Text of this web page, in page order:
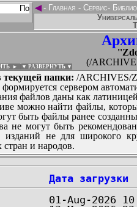
◄- Главная - Сервис-
(/
► ▼ РАЗВЕРНУТЬ ▼
текущей папки: /ARCHIVES/
сервером
файлов даны как
можно найти файлы,
быть файлы ранее
не могут быть
не для широкого
стран и народов.
Дата загрузки